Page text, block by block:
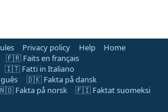
Privacy policy Help
Home
🇫🇷 Faits en français
🇮🇹 Fatti in Italiano
🇩🇰 Fakta på dansk
Fakta på norsk
🇫🇮 Faktat suomeksi